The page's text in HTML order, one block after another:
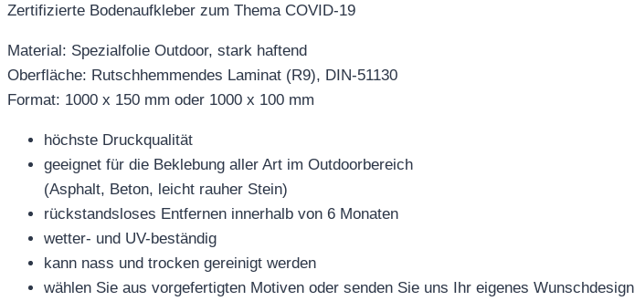
x
Zertifizierte Bodenaufkleber zum Thema COVID-19
Material: Spezialfolie Outdoor, stark haftend
Oberfläche: Rutschhemmendes Laminat (R9), DIN-51130
Format: 1000 x 150 mm oder 1000 x 100 mm
höchste Druckqualität
geeignet für die Beklebung aller Art im Outdoorbereich
(Asphalt, Beton, leicht rauher Stein)
rückstandsloses Entfernen innerhalb von 6 Monaten
wetter- und UV-beständig
kann nass und trocken gereinigt werden
wählen Sie aus vorgefertigten Motiven oder senden Sie uns Ihr eigenes Wunschdesign